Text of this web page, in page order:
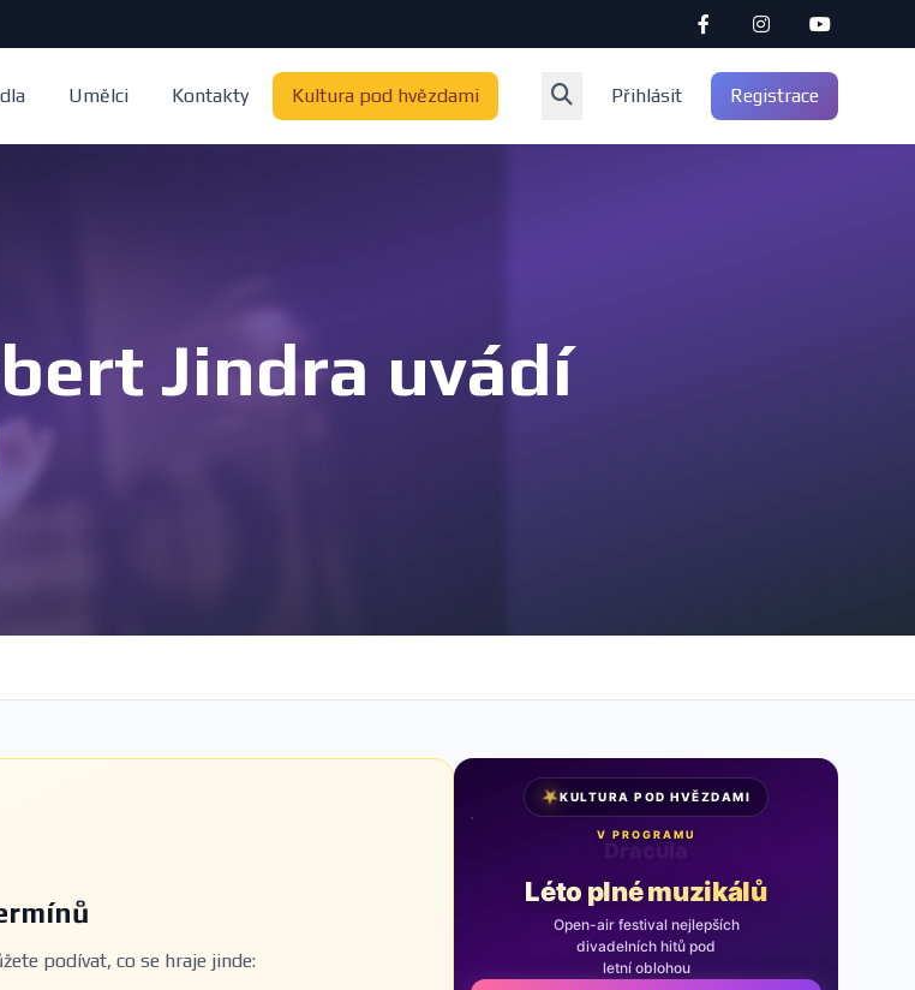
Umělci Kontakty Kultura pod hvězdami Přihlásit Registrace
Jindra uvádí
podívat, co se hraje jinde:
★KULTURA POD HVĚZDAMI
V PROGRAMU
Léto plné muzikálů
Open-air festival nejlepších
divadelních hitů pod
letní oblohou